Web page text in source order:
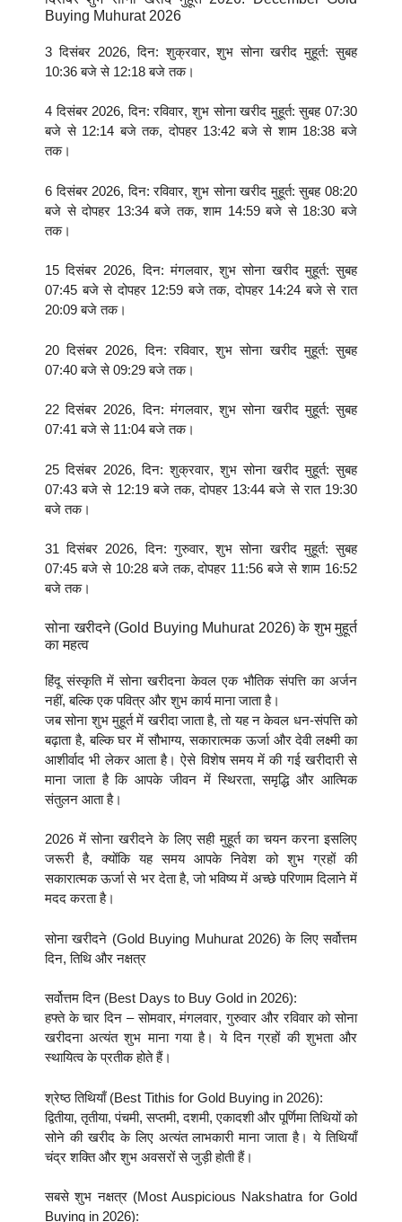
Buying Muhurat 2026
3 दिसंबर 2026, दिन: शुक्रवार, शुभ सोना खरीद मुहूर्त: सुबह
10:36 बजे से 12:18 बजे तक।
4 दिसंबर 2026, दिन: रविवार, शुभ सोना खरीद मुहूर्त: सुबह 07:30
बजे से 12:14 बजे तक, दोपहर 13:42 बजे से शाम 18:38 बजे
तक।
6 दिसंबर 2026, दिन: रविवार, शुभ सोना खरीद मुहूर्त: सुबह 08:20
बजे से दोपहर 13:34 बजे तक, शाम 14:59 बजे से 18:30 बजे
तक।
15 दिसंबर 2026, दिन: मंगलवार, शुभ सोना खरीद मुहूर्त: सुबह
07:45 बजे से दोपहर 12:59 बजे तक, दोपहर 14:24 बजे से रात
20:09 बजे तक।
20 दिसंबर 2026, दिन: रविवार, शुभ सोना खरीद मुहूर्त: सुबह
07:40 बजे से 09:29 बजे तक।
22 दिसंबर 2026, दिन: मंगलवार, शुभ सोना खरीद मुहूर्त: सुबह
07:41 बजे से 11:04 बजे तक।
25 दिसंबर 2026, दिन: शुक्रवार, शुभ सोना खरीद मुहूर्त: सुबह
07:43 बजे से 12:19 बजे तक, दोपहर 13:44 बजे से रात 19:30
बजे तक।
31 दिसंबर 2026, दिन: गुरुवार, शुभ सोना खरीद मुहूर्त: सुबह
07:45 बजे से 10:28 बजे तक, दोपहर 11:56 बजे से शाम 16:52
बजे तक।
सोना खरीदने (Gold Buying Muhurat 2026) के शुभ मुहूर्त
का महत्व
हिंदू संस्कृति में सोना खरीदना केवल एक भौतिक संपत्ति का अर्जन
नहीं, बल्कि एक पवित्र और शुभ कार्य माना जाता है।
जब सोना शुभ मुहूर्त में खरीदा जाता है, तो यह न केवल धन-संपत्ति को
बढ़ाता है, बल्कि घर में सौभाग्य, सकारात्मक ऊर्जा और देवी लक्ष्मी का
आशीर्वाद भी लेकर आता है। ऐसे विशेष समय में की गई खरीदारी से
माना जाता है कि आपके जीवन में स्थिरता, समृद्धि और आत्मिक
संतुलन आता है।
2026 में सोना खरीदने के लिए सही मुहूर्त का चयन करना इसलिए
जरूरी है, क्योंकि यह समय आपके निवेश को शुभ ग्रहों की
सकारात्मक ऊर्जा से भर देता है, जो भविष्य में अच्छे परिणाम दिलाने में
मदद करता है।
सोना खरीदने (Gold Buying Muhurat 2026) के लिए सर्वोत्तम
दिन, तिथि और नक्षत्र
सर्वोत्तम दिन (Best Days to Buy Gold in 2026):
हफ्ते के चार दिन – सोमवार, मंगलवार, गुरुवार और रविवार को सोना
खरीदना अत्यंत शुभ माना गया है। ये दिन ग्रहों की शुभता और
स्थायित्व के प्रतीक होते हैं।
श्रेष्ठ तिथियाँ (Best Tithis for Gold Buying in 2026):
द्वितीया, तृतीया, पंचमी, सप्तमी, दशमी, एकादशी और पूर्णिमा तिथियों को
सोने की खरीद के लिए अत्यंत लाभकारी माना जाता है। ये तिथियाँ
चंद्र शक्ति और शुभ अवसरों से जुड़ी होती हैं।
सबसे शुभ नक्षत्र (Most Auspicious Nakshatra for Gold
Buying in 2026):